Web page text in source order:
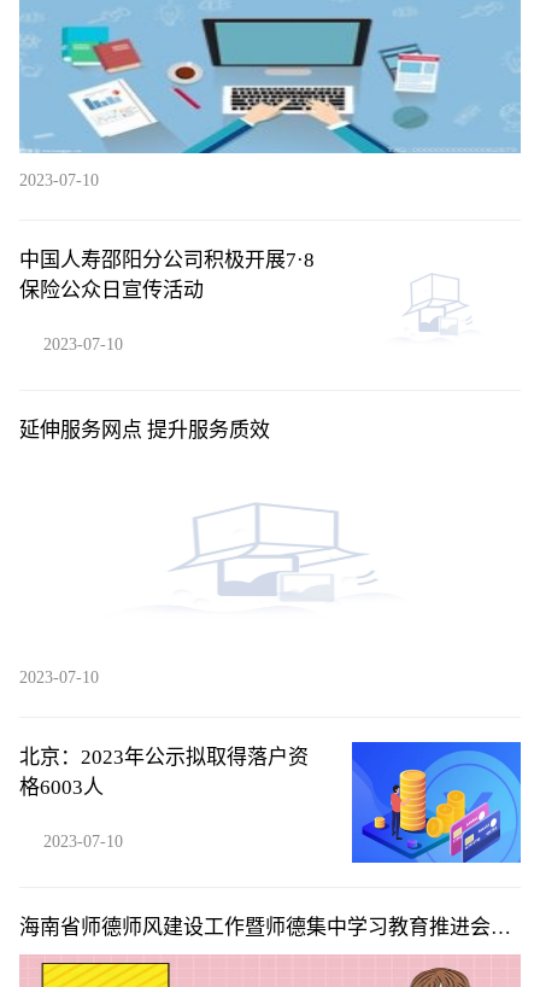
2023-07-10
中国人寿邵阳分公司积极开展7·8
保险公众日宣传活动
2023-07-10
延伸服务网点 提升服务质效
2023-07-10
北京：2023年公示拟取得落户资
格6003人
2023-07-10
海南省师德师风建设工作暨师德集中学习教育推进会在
海口召开